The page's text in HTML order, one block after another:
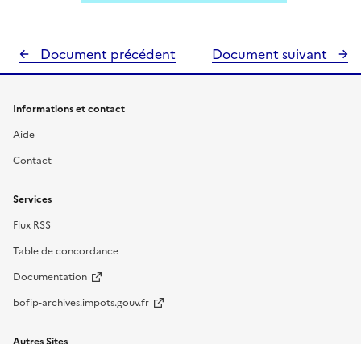
Document précédent Document suivant
Informations et contact
Aide
Contact
Services
Flux RSS
Table de concordance
Documentation
bofip-archives.impots.gouv.fr